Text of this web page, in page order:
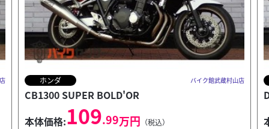
ヤマハ バイク館武蔵村山店
Drag Star 400 Classic
本体価格:79.99万円 （税込）